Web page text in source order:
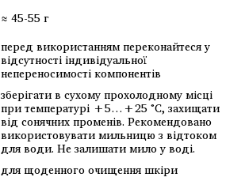
≈ 45-55 г
перед використанням переконайтеся у
відсутності індивідуальної
непереносимості компонентів
зберігати в сухому прохолодному місці
при температурі +5…+25 °C, захищати
від сонячних променів. Рекомендовано
використовувати мильницю з відтоком
для води. Не залишати мило у воді.
для щоденного очищення шкіри